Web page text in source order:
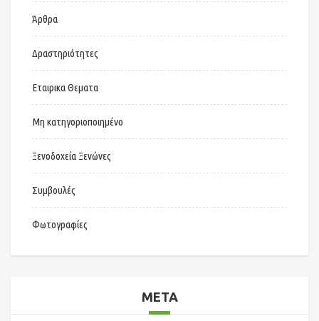
Άρθρα
Δραστηριότητες
Εταιρικα Θεματα
Μη κατηγοριοποιημένο
Ξενοδοχεία Ξενώνες
Συμβουλές
Φωτογραφίες
META